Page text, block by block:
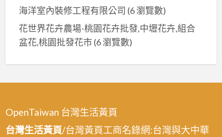
海洋室內裝修工程有限公司 (6 瀏覽數)
花世界花卉農場-桃園花卉批發,中壢花卉,組合
盆花,桃園批發花市(6 瀏覽數)
OpenTaiwan 台灣生活黃頁
台灣生活黃頁/台灣黃頁工商名錄網:台灣與大中華